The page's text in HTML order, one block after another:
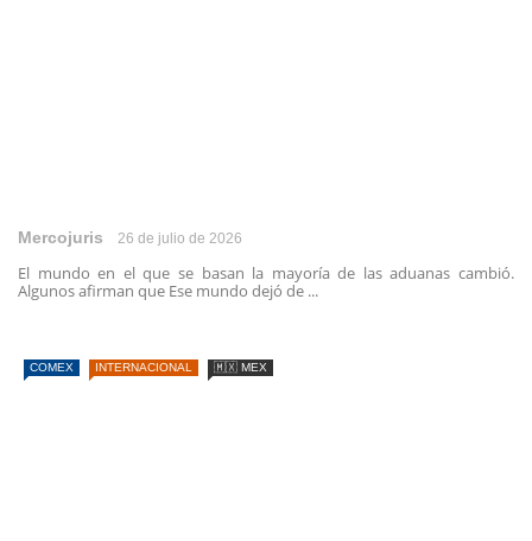
Mercojuris 26 de julio de 2026
El mundo en el que se basan la mayoría de las aduanas cambió.
Algunos afirman que Ese mundo dejó de ...
COMEX INTERNACIONAL 🇲🇽 MEX